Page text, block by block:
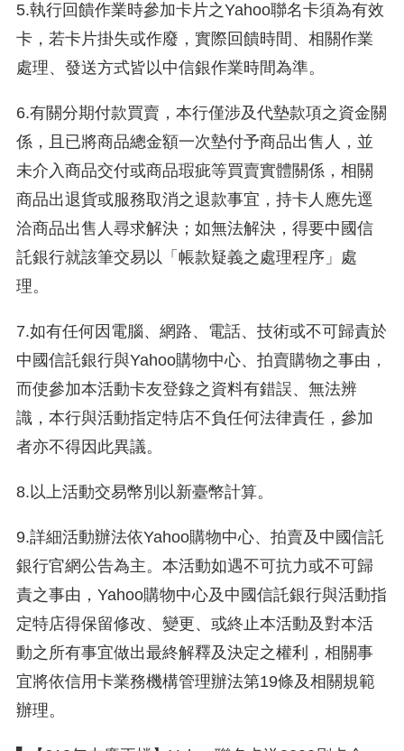
5.執行回饋作業時參加卡片之Yahoo聯名卡須為有效
卡，若卡片掛失或作廢，實際回饋時間、相關作業
處理、發送方式皆以中信銀作業時間為準。
6.有關分期付款買賣，本行僅涉及代墊款項之資金關
係，且已將商品總金額一次墊付予商品出售人，並
未介入商品交付或商品瑕疵等買賣實體關係，相關
商品出退貨或服務取消之退款事宜，持卡人應先逕
洽商品出售人尋求解決；如無法解決，得要中國信
託銀行就該筆交易以「帳款疑義之處理程序」處
理。
7.如有任何因電腦、網路、電話、技術或不可歸責於
中國信託銀行與Yahoo購物中心、拍賣購物之事由，
而使參加本活動卡友登錄之資料有錯誤、無法辨
識，本行與活動指定特店不負任何法律責任，參加
者亦不得因此異議。
8.以上活動交易幣別以新臺幣計算。
9.詳細活動辦法依Yahoo購物中心、拍賣及中國信託
銀行官網公告為主。本活動如遇不可抗力或不可歸
責之事由，Yahoo購物中心及中國信託銀行與活動指
定特店得保留修改、變更、或終止本活動及對本活
動之所有事宜做出最終解釋及決定之權利，相關事
宜將依信用卡業務機構管理辦法第19條及相關規範
辦理。